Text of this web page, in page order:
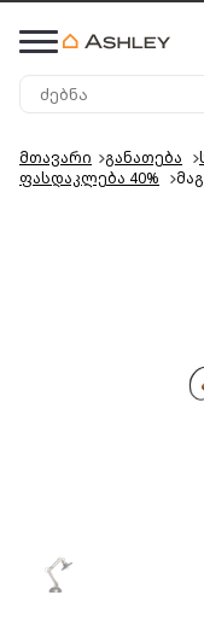
მთავარი განათება
ფასდაკლება 40%